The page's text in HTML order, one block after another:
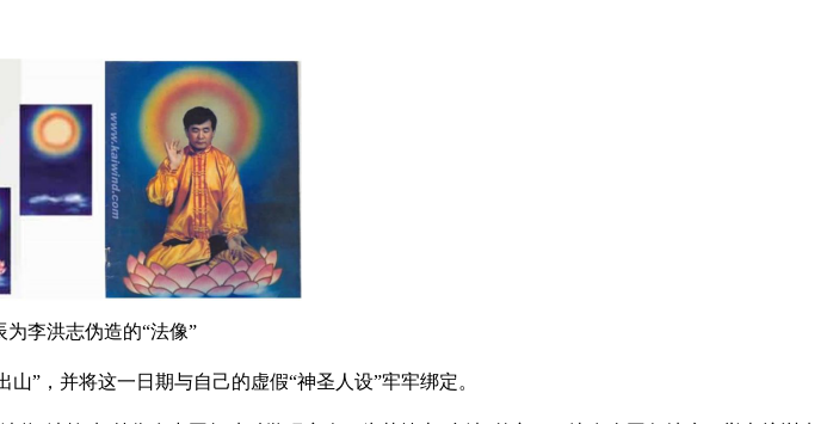
李洪志伪造的“法像”
”，并将这一日期与自己的虚假“神圣人设”牢牢绑定。